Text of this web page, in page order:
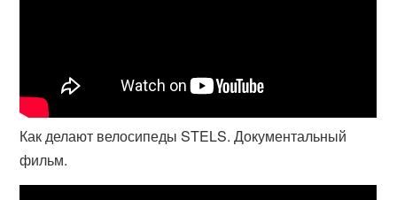
Как делают велосипеды STELS. Документальный
фильм.